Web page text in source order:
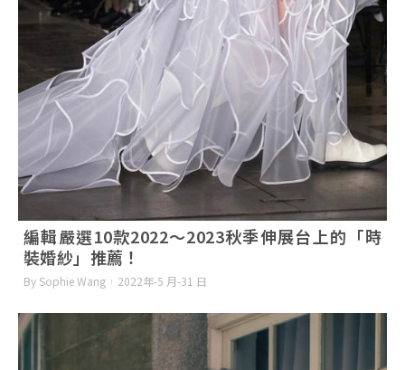
編輯嚴選10款2022～2023秋季伸展台上的「時
裝婚紗」推薦！
By Sophie Wang 2022年-5 月-31 日